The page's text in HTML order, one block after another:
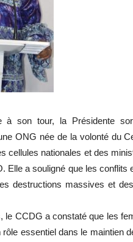
à son tour, la Présidente
ONG née de la volonté du
cellules nationales et des
Elle a souligné que les
destructions massives et
le CCDG a constaté que les
essentiel dans le maintien